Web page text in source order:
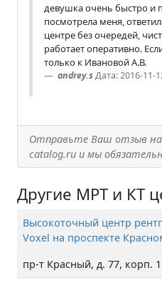
девушка очень быстро и
посмотрела меня,
центре без очередей,
работает оперативно.
только к Ивановой А.В.
andrey.sДата: 2016-11-
Отправьте Ваш отзыв
catalog.ru и мы
Другие МРТ и КТ
Высокоточный центр
Voxel на проспекте
пр-т Красный, д. 77, корп.